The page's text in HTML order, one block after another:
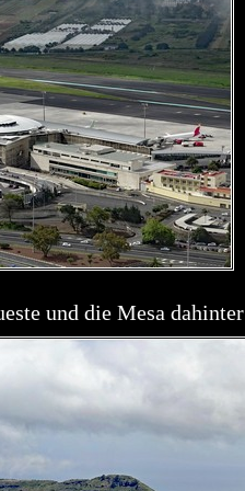
und die Mesa